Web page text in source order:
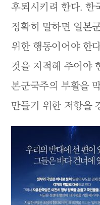
후퇴시키려 한다. 한
정확히 말하면 일본
위한 행동이어야 한
것을 지적해 주어야
본군국주의 부활을
만들기 위한 저항을